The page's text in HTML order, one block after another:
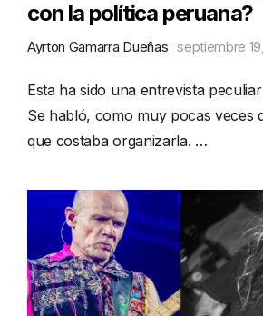
con la política peruana?
Ayrton Gamarra Dueñas septiembre
Esta ha sido una entrevista
Se habló, como muy pocas veces
que costaba organizarla. …